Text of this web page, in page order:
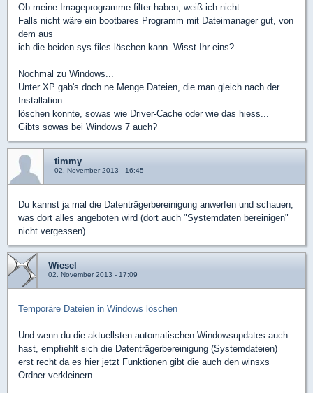
Ob meine Imageprogramme filter haben, weiß ich nicht.
Falls nicht wäre ein bootbares Programm mit Dateimanager gut, von
dem aus
ich die beiden sys files löschen kann. Wisst Ihr eins?
Nochmal zu Windows...
Unter XP gab's doch ne Menge Dateien, die man gleich nach der
Installation
löschen konnte, sowas wie Driver-Cache oder wie das hiess...
Gibts sowas bei Windows 7 auch?
timmy
02. November 2013 - 16:45
Du kannst ja mal die Datenträgerbereinigung anwerfen und schauen,
was dort alles angeboten wird (dort auch "Systemdaten bereinigen"
nicht vergessen).
Wiesel
02. November 2013 - 17:09
Temporäre Dateien in Windows löschen
Und wenn du die aktuellsten automatischen Windowsupdates auch
hast, empfiehlt sich die Datenträgerbereinigung (Systemdateien)
erst recht da es hier jetzt Funktionen gibt die auch den winsxs
Ordner verkleinern.